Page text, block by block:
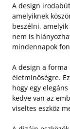
A design
amelyiknek
beszélni,
nem is
mindennapok
A design a forma
életminőségre.
hogy egy
kedve van az
viseltes eszköz